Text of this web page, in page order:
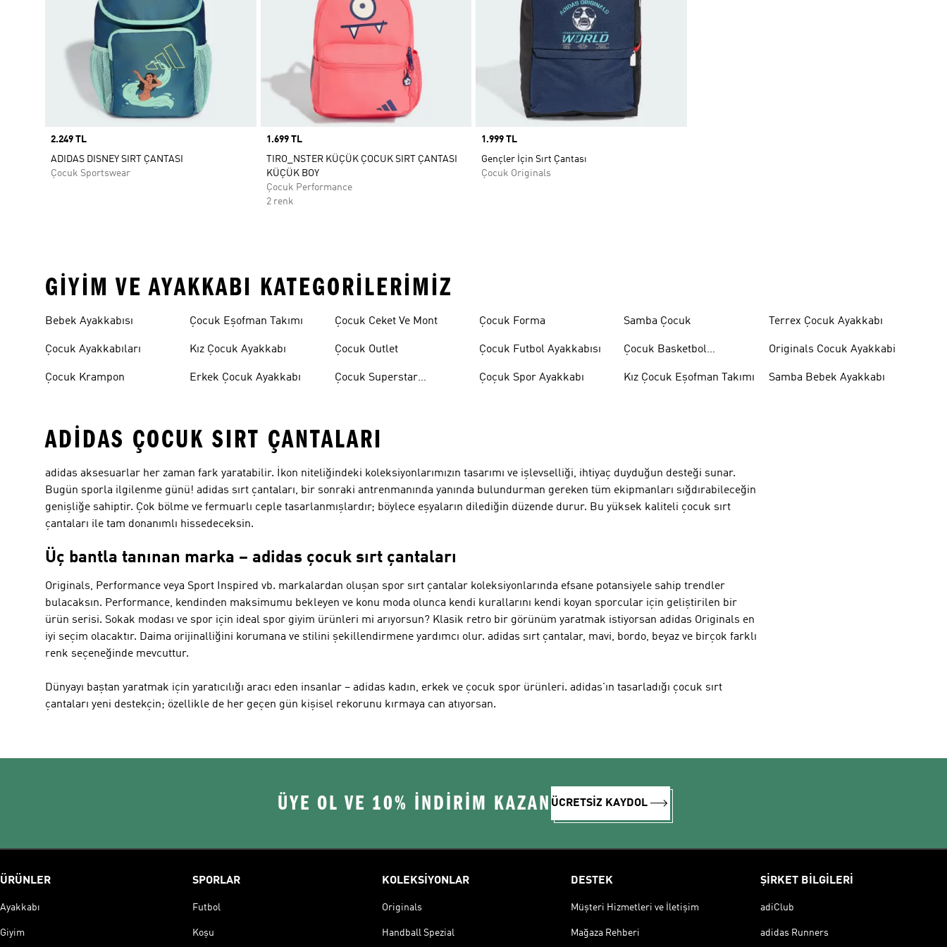
Price
2.249 TL
ADIDAS DISNEY SIRT ÇANTASI
Çocuk Sportswear
Price
1.699 TL
TIRO_NSTER KÜÇÜK ÇOCUK SIRT ÇANTASI
KÜÇÜK BOY
Çocuk Performance
2 renk
Price
1.999 TL
Gençler İçin Sırt Çantası
Çocuk Originals
GIYIM VE AYAKKABI KATEGORILERIMIZ
Bebek Ayakkabısı
Çocuk Ayakkabıları
Çocuk Krampon
Çocuk Eşofman Takımı
Kız Çocuk Ayakkabı
Erkek Çocuk Ayakkabı
Çocuk Ceket Ve Mont
Çocuk Outlet
Çocuk Superstar
Çocuk Forma
Çocuk Futbol Ayakkabısı
Çoçuk Spor Ayakkabı
Samba Çocuk
Çocuk Basketbol
Kız Çocuk Eşofman Takımı
Terrex Çocuk Ayakkabı
Originals Cocuk Ayakkabi
Samba Bebek Ayakkabı
ADIDAS ÇOCUK SIRT ÇANTALARI
adidas aksesuarlar her zaman fark yaratabilir. İkon niteliğindeki koleksiyonlarımızın tasarımı ve işlevselliği, ihtiyaç duyduğun desteği sunar.
Bugün sporla ilgilenme günü! adidas sırt çantaları, bir sonraki antrenmanında yanında bulundurman gereken tüm ekipmanları sığdırabileceğin
genişliğe sahiptir. Çok bölme ve fermuarlı ceple tasarlanmışlardır; böylece eşyaların dilediğin düzende durur. Bu yüksek kaliteli çocuk sırt
çantaları ile tam donanımlı hissedeceksin.
Üç bantla tanınan marka – adidas çocuk sırt çantaları
Originals, Performance veya Sport Inspired vb. markalardan oluşan spor sırt çantalar koleksiyonlarında efsane potansiyele sahip trendler
bulacaksın. Performance, kendinden maksimumu bekleyen ve konu moda olunca kendi kurallarını kendi koyan sporcular için geliştirilen bir
ürün serisi. Sokak modası ve spor için ideal spor giyim ürünleri mi arıyorsun? Klasik retro bir görünüm yaratmak istiyorsan adidas Originals en
iyi seçim olacaktır. Daima orijinalliğini korumana ve stilini şekillendirmene yardımcı olur. adidas sırt çantalar, mavi, bordo, beyaz ve birçok farklı
renk seçeneğinde mevcuttur.
Dünyayı baştan yaratmak için yaratıcılığı aracı eden insanlar – adidas kadın, erkek ve çocuk spor ürünleri. adidas'ın tasarladığı çocuk sırt
çantaları yeni destekçin; özellikle de her geçen gün kişisel rekorunu kırmaya can atıyorsan.
ÜYE OL VE 10% İNDİRİM KAZAN ÜCRETSİZ KAYDOL
ÜRÜNLER
Ayakkabı
Giyim
SPORLAR
Futbol
Koşu
KOLEKSİYONLAR
Originals
Handball Spezial
DESTEK
Müşteri Hizmetleri ve İletişim
Mağaza Rehberi
ŞİRKET BİLGİLERİ
adiClub
adidas Runners